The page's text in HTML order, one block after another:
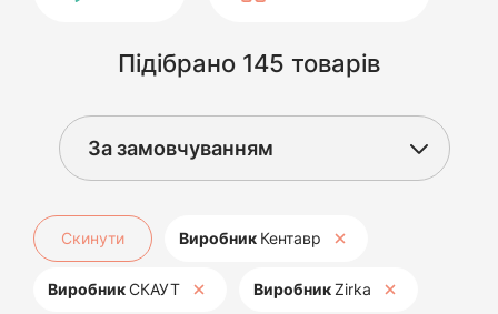
Підібрано 145 товарів
Скинути Виробник Кентавр
ВиробникСКАУТ ВиробникZirka